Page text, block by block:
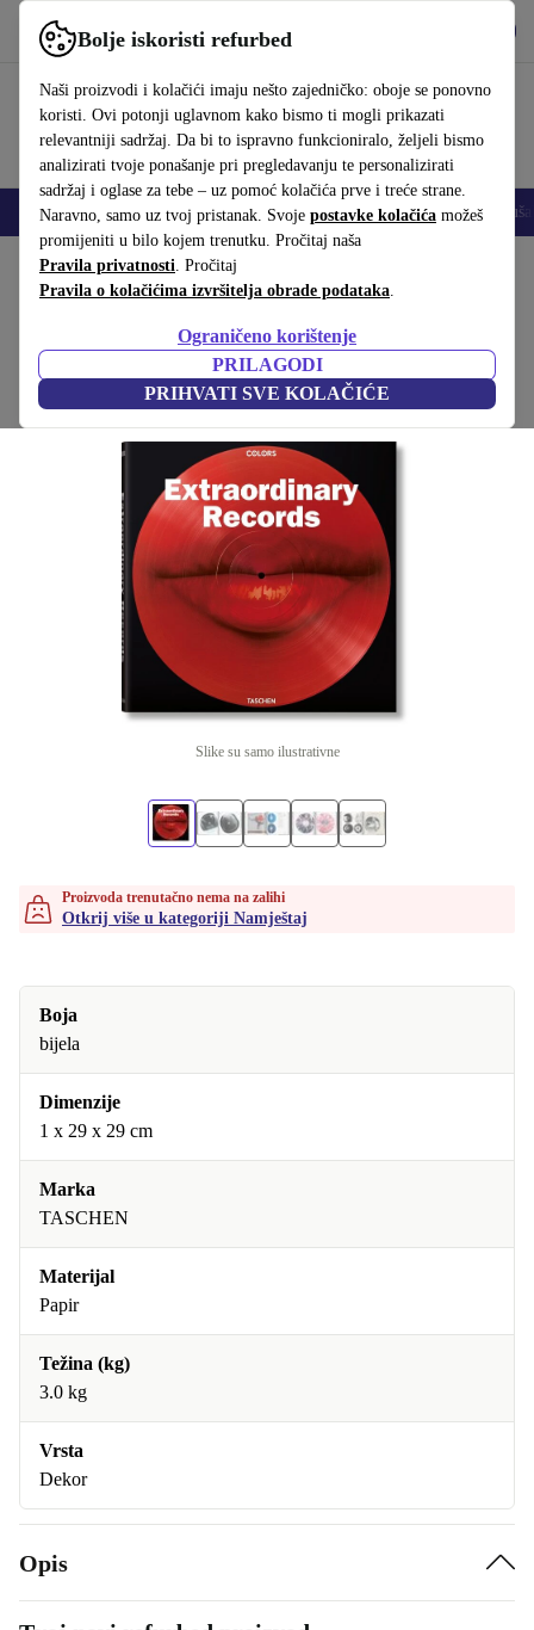
Bolje iskoristi refurbed
Naši proizvodi i kolačići imaju nešto zajedničko: oboje se ponovno
koristi. Ovi potonji uglavnom kako bismo ti mogli prikazati
relevantniji sadržaj. Da bi to ispravno funkcioniralo, željeli bismo
analizirati tvoje ponašanje pri pregledavanju te personalizirati
sadržaj i oglase za tebe – uz pomoć kolačića prve i treće strane.
Naravno, samo uz tvoj pristanak. Svoje postavke kolačića možeš
promijeniti u bilo kojem trenutku. Pročitaj naša
Pravila privatnosti. Pročitaj
Pravila o kolačićima izvršitelja obrade podataka.
Ograničeno korištenje
PRILAGODI
PRIHVATI SVE KOLAČIĆE
Koristi refurbed brzo i jednostavno
Mobiteli Prijenosna računala Tableti Pametni satovi Dodaci
Početna stranica Proizvodi Kućanstvo
Extraordinary Records
Bijela
(Prikupljanje recenzija)
Slike su samo ilustrativne
Proizvoda trenutačno nema na zalihi
Otkrij više u kategoriji Namještaj
Boja
bijela
Dimenzije
1 x 29 x 29 cm
Marka
TASCHEN
Materijal
Papir
Težina (kg)
3.0 kg
Vrsta
Dekor
Opis